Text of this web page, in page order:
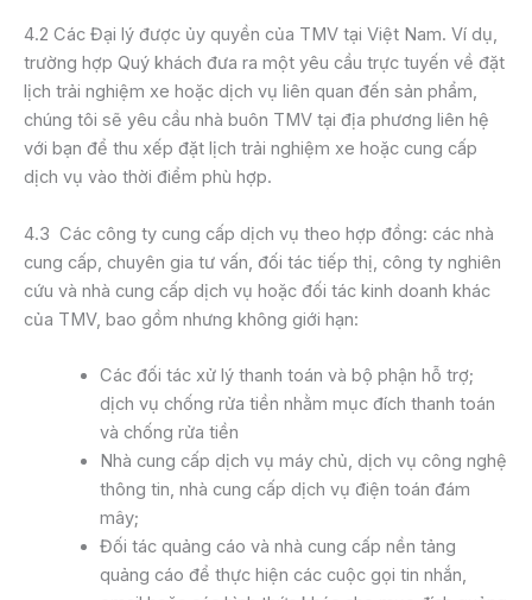
4.2 Các Đại lý được ủy quyền của TMV tại Việt Nam. Ví dụ,
trường hợp Quý khách đưa ra một yêu cầu trực tuyến về đặt
lịch trải nghiệm xe hoặc dịch vụ liên quan đến sản phẩm,
chúng tôi sẽ yêu cầu nhà buôn TMV tại địa phương liên hệ
với bạn để thu xếp đặt lịch trải nghiệm xe hoặc cung cấp
dịch vụ vào thời điểm phù hợp.
4.3 Các công ty cung cấp dịch vụ theo hợp đồng: các nhà
cung cấp, chuyên gia tư vấn, đối tác tiếp thị, công ty nghiên
cứu và nhà cung cấp dịch vụ hoặc đối tác kinh doanh khác
của TMV, bao gồm nhưng không giới hạn:
Các đối tác xử lý thanh toán và bộ phận hỗ trợ;
dịch vụ chống rửa tiền nhằm mục đích thanh toán
và chống rửa tiền
Nhà cung cấp dịch vụ máy chủ, dịch vụ công nghệ
thông tin, nhà cung cấp dịch vụ điện toán đám
mây;
Đối tác quảng cáo và nhà cung cấp nền tảng
quảng cáo để thực hiện các cuộc gọi tin nhắn,